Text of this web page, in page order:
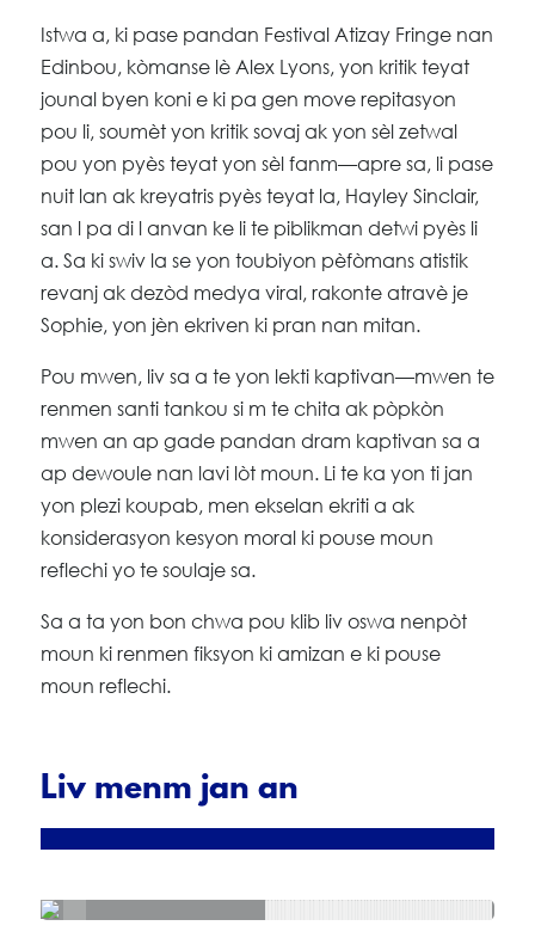
Istwa a, ki pase pandan Festival Atizay Fringe nan
Edinbou, kòmanse lè Alex Lyons, yon kritik teyat
jounal byen koni e ki pa gen move repitasyon
pou li, soumèt yon kritik sovaj ak yon sèl zetwal
pou yon pyès teyat yon sèl fanm—apre sa, li pase
nuit lan ak kreyatris pyès teyat la, Hayley Sinclair,
san l pa di l anvan ke li te piblikman detwi pyès li
a. Sa ki swiv la se yon toubiyon pèfòmans atistik
revanj ak dezòd medya viral, rakonte atravè je
Sophie, yon jèn ekriven ki pran nan mitan.
Pou mwen, liv sa a te yon lekti kaptivan—mwen te
renmen santi tankou si m te chita ak pòpkòn
mwen an ap gade pandan dram kaptivan sa a
ap dewoule nan lavi lòt moun. Li te ka yon ti jan
yon plezi koupab, men ekselan ekriti a ak
konsiderasyon kesyon moral ki pouse moun
reflechi yo te soulaje sa.
Sa a ta yon bon chwa pou klib liv oswa nenpòt
moun ki renmen fiksyon ki amizan e ki pouse
moun reflechi.
Liv menm jan an